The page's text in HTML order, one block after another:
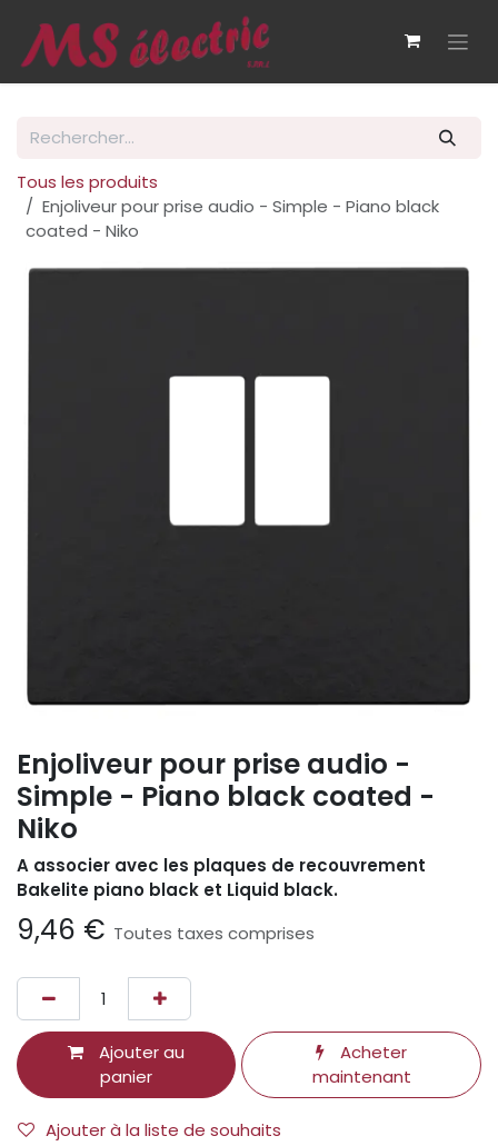
Tous les produits
Enjoliveur pour prise audio - Simple - Piano black
coated - Niko
Enjoliveur pour prise audio -
Simple - Piano black coated -
Niko
A associer avec les plaques de recouvrement
Bakelite piano black et Liquid black.
9,46 € Toutes taxes comprises
Ajouter au
panier
Acheter
maintenant
Ajouter à la liste de souhaits